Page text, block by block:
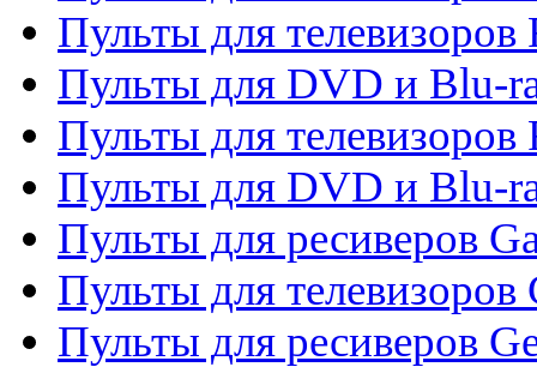
Пульты для телевизоров
Пульты для DVD и Blu-
Пульты для телевизоров
Пульты для DVD и Blu-
Пульты для ресиверов
Пульты для телевизоров
Пульты для ресиверов